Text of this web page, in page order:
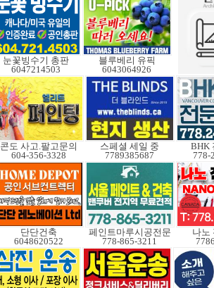
눈꽃빙수기 총판
6047214503
블루베리 유픽
6043064926
콘도 사고.팔고문의
604-356-3328
스페셜 세일 중
7789385687
BHK
778-
단단건축
6048620522
페인트마루시공전문
778-865-3211
나노